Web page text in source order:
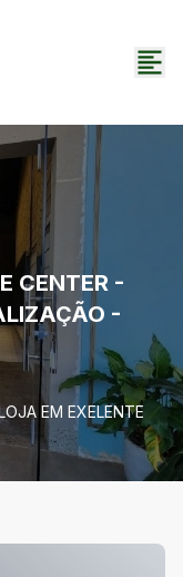
CENTER -
-
EM EXELENTE